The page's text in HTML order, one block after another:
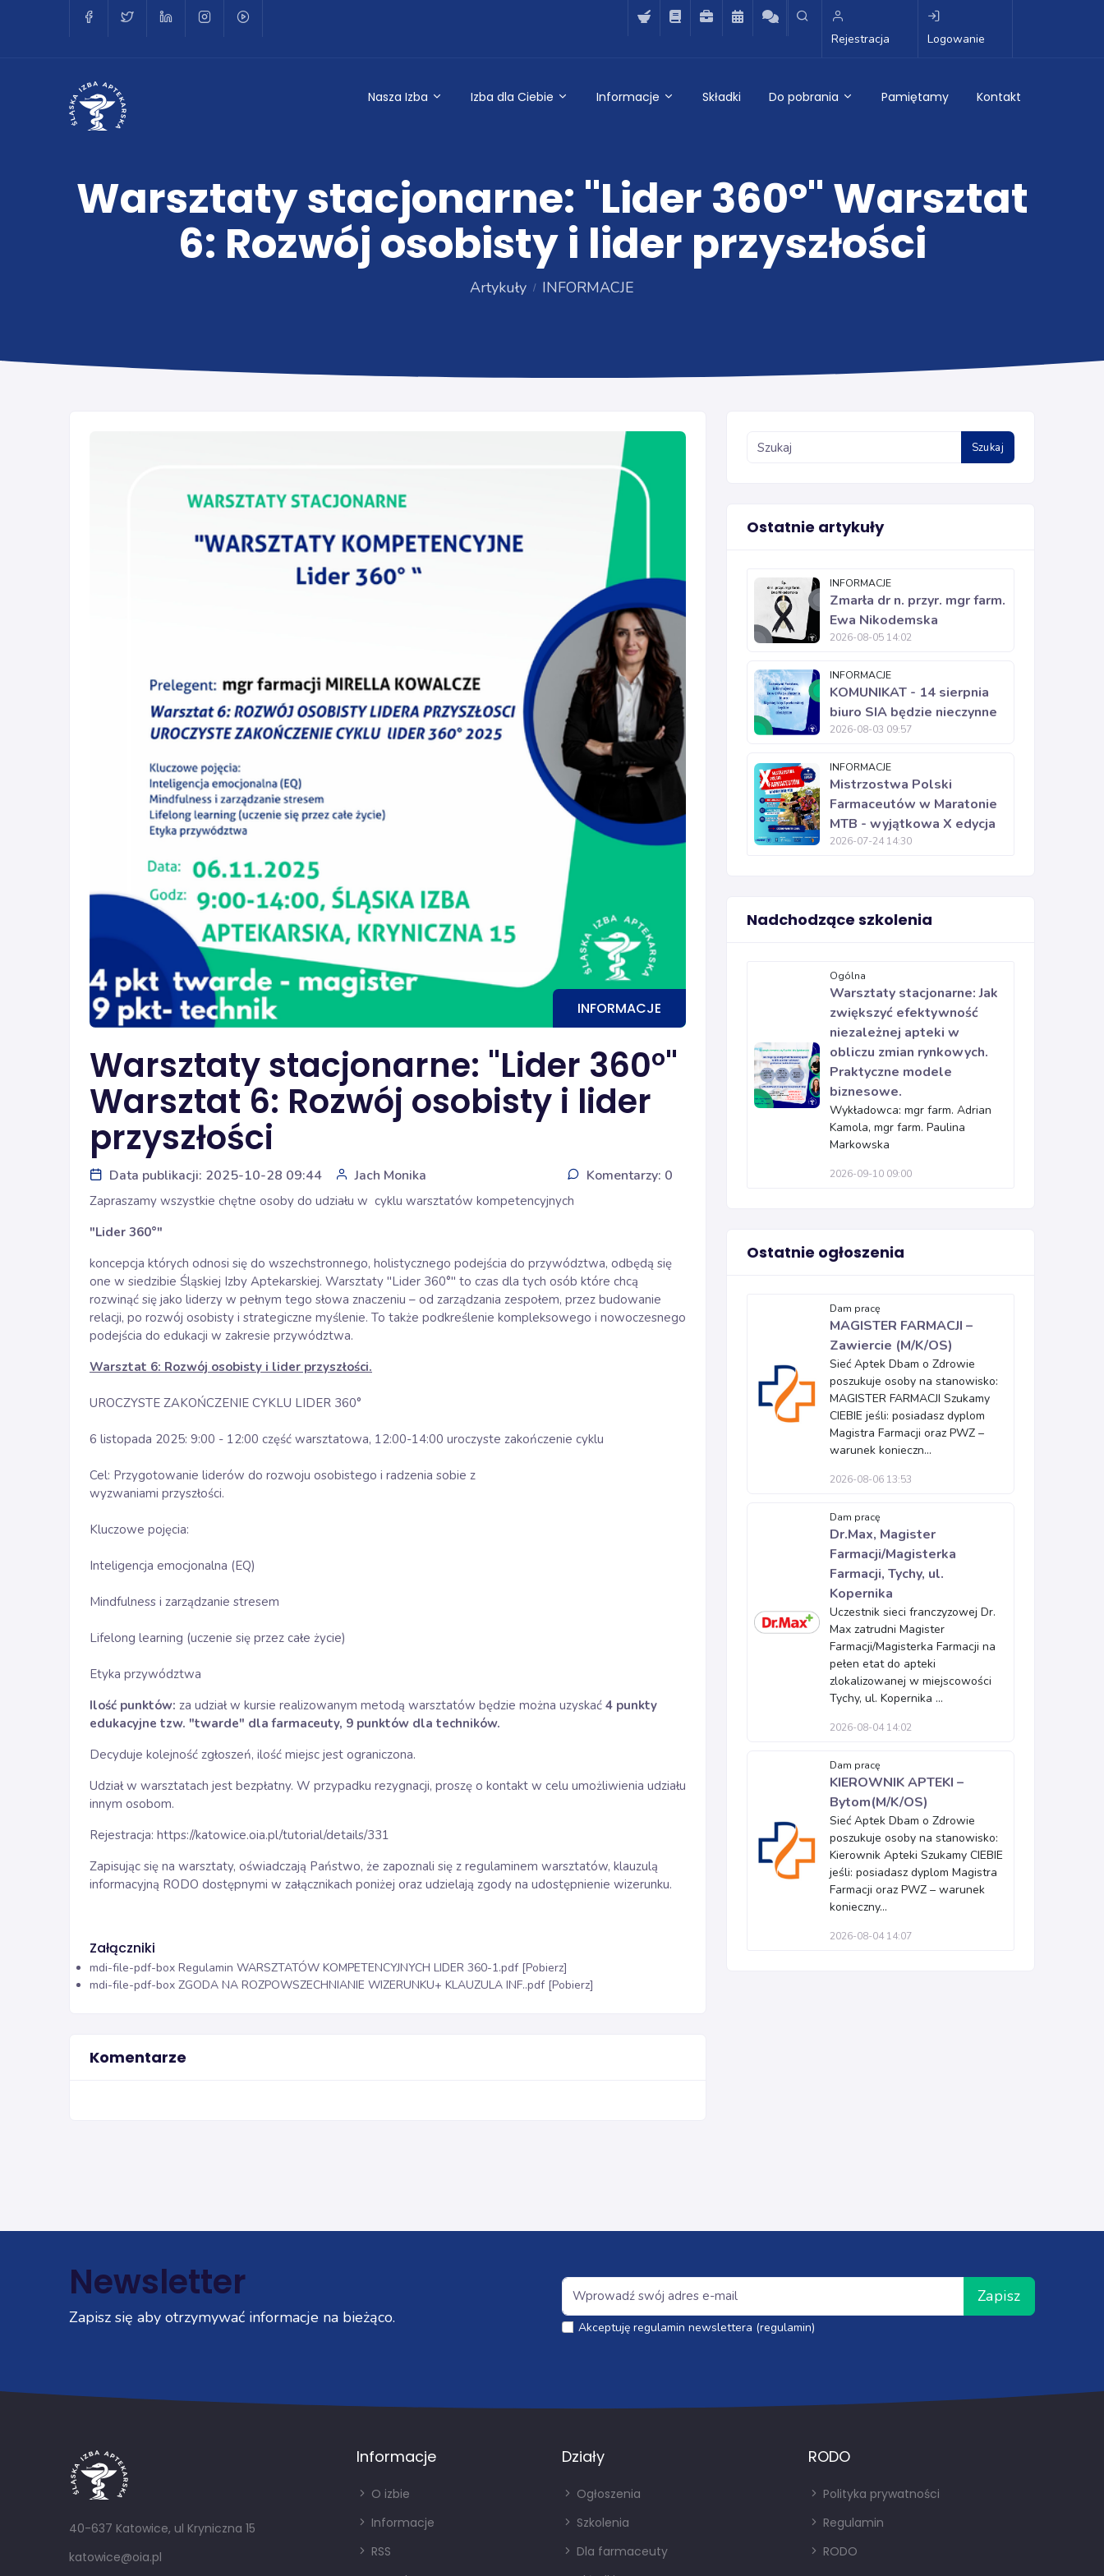
Rejestracja Logowanie
Nasza Izba Izba dla Ciebie Informacje Składki Do pobrania Pamiętamy Kontakt
Warsztaty stacjonarne: "Lider 360°" Warsztat
6: Rozwój osobisty i lider przyszłości
Artykuły INFORMACJE
INFORMACJE
Warsztaty stacjonarne: "Lider 360°"
Warsztat 6: Rozwój osobisty i lider
przyszłości
Data publikacji: 2025-10-28 09:44 Jach Monika Komentarzy: 0
Zapraszamy wszystkie chętne osoby do udziału w cyklu warsztatów kompetencyjnych
"Lider 360°"
koncepcja których odnosi się do wszechstronnego, holistycznego podejścia do przywództwa, odbędą się
one w siedzibie Śląskiej Izby Aptekarskiej. Warsztaty "Lider 360°" to czas dla tych osób które chcą
rozwinąć się jako liderzy w pełnym tego słowa znaczeniu – od zarządzania zespołem, przez budowanie
relacji, po rozwój osobisty i strategiczne myślenie. To także podkreślenie kompleksowego i nowoczesnego
podejścia do edukacji w zakresie przywództwa.
Warsztat 6: Rozwój osobisty i lider przyszłości.
UROCZYSTE ZAKOŃCZENIE CYKLU LIDER 360°
6 listopada 2025: 9:00 - 12:00 część warsztatowa, 12:00-14:00 uroczyste zakończenie cyklu
Cel: Przygotowanie liderów do rozwoju osobistego i radzenia sobie z
wyzwaniami przyszłości.
Kluczowe pojęcia:
Inteligencja emocjonalna (EQ)
Mindfulness i zarządzanie stresem
Lifelong learning (uczenie się przez całe życie)
Etyka przywództwa
Ilość punktów: za udział w kursie realizowanym metodą warsztatów będzie można uzyskać 4 punkty
edukacyjne tzw. "twarde" dla farmaceuty, 9 punktów dla techników.
Decyduje kolejność zgłoszeń, ilość miejsc jest ograniczona.
Udział w warsztatach jest bezpłatny. W przypadku rezygnacji, proszę o kontakt w celu umożliwienia udziału
innym osobom.
Rejestracja: https://katowice.oia.pl/tutorial/details/331
Zapisując się na warsztaty, oświadczają Państwo, że zapoznali się z regulaminem warsztatów, klauzulą
informacyjną RODO dostępnymi w załącznikach poniżej oraz udzielają zgody na udostępnienie wizerunku.
Załączniki
mdi-file-pdf-box Regulamin WARSZTATÓW KOMPETENCYJNYCH LIDER 360-1.pdf [Pobierz]
mdi-file-pdf-box ZGODA NA ROZPOWSZECHNIANIE WIZERUNKU+ KLAUZULA INF..pdf [Pobierz]
Komentarze
Szukaj
Ostatnie artykuły
INFORMACJE
Zmarła dr n. przyr. mgr farm.
Ewa Nikodemska
2026-08-05 14:02
INFORMACJE
KOMUNIKAT - 14 sierpnia
biuro SIA będzie nieczynne
2026-08-03 09:57
INFORMACJE
Mistrzostwa Polski
Farmaceutów w Maratonie
MTB - wyjątkowa X edycja
2026-07-24 14:30
Nadchodzące szkolenia
Ogólna
Warsztaty stacjonarne: Jak
zwiększyć efektywność
niezależnej apteki w
obliczu zmian rynkowych.
Praktyczne modele
biznesowe.
Wykładowca: mgr farm. Adrian
Kamola, mgr farm. Paulina
Markowska
2026-09-10 09:00
Ostatnie ogłoszenia
Dam pracę
MAGISTER FARMACJI –
Zawiercie (M/K/OS)
Sieć Aptek Dbam o Zdrowie
poszukuje osoby na stanowisko:
MAGISTER FARMACJI Szukamy
CIEBIE jeśli: posiadasz dyplom
Magistra Farmacji oraz PWZ –
warunek konieczn...
2026-08-06 13:53
Dam pracę
Dr.Max, Magister
Farmacji/Magisterka
Farmacji, Tychy, ul.
Kopernika
Uczestnik sieci franczyzowej Dr.
Max zatrudni Magister
Farmacji/Magisterka Farmacji na
pełen etat do apteki
zlokalizowanej w miejscowości
Tychy, ul. Kopernika ...
2026-08-04 14:02
Dam pracę
KIEROWNIK APTEKI –
Bytom(M/K/OS)
Sieć Aptek Dbam o Zdrowie
poszukuje osoby na stanowisko:
Kierownik Apteki Szukamy CIEBIE
jeśli: posiadasz dyplom Magistra
Farmacji oraz PWZ – warunek
konieczny...
2026-08-04 14:07
Newsletter
Zapisz się aby otrzymywać informacje na bieżąco.
Zapisz
Akceptuję regulamin newslettera (regulamin)
40-637 Katowice, ul Kryniczna 15
katowice@oia.pl
Informacje
O izbie
Informacje
RSS
Działy
Ogłoszenia
Szkolenia
Dla farmaceuty
RODO
Polityka prywatności
Regulamin
RODO